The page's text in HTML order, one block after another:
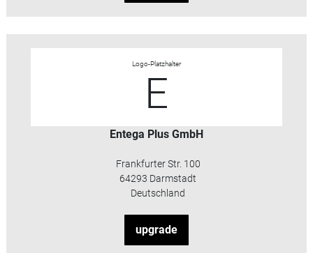
Logo-Platzhalter
E
Entega Plus GmbH
Frankfurter Str. 100
64293 Darmstadt
Deutschland
upgrade